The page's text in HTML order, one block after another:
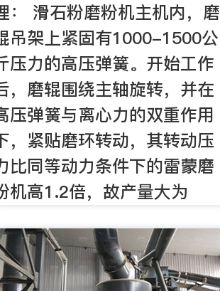
： 滑石粉磨粉机主机内，磨
吊架上紧固有1000-1500公
压力的高压弹簧。开始工作
，磨辊围绕主轴旋转，并在
压弹簧与离心力的双重作用
，紧贴磨环转动，其转动压
比同等动力条件下的雷蒙磨
机高1.2倍，故产量大为